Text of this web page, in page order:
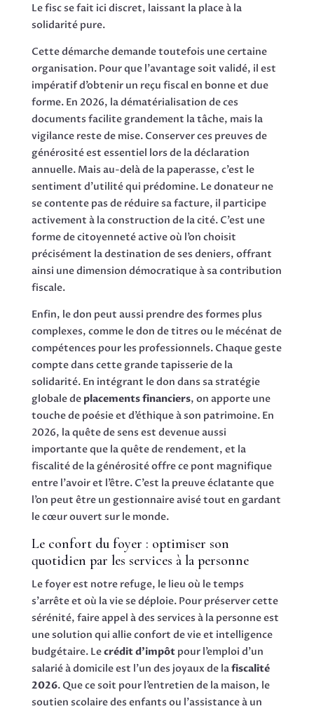
Le fisc se fait ici discret, laissant la place à la
solidarité pure.
Cette démarche demande toutefois une certaine
organisation. Pour que l’avantage soit validé, il est
impératif d’obtenir un reçu fiscal en bonne et due
forme. En 2026, la dématérialisation de ces
documents facilite grandement la tâche, mais la
vigilance reste de mise. Conserver ces preuves de
générosité est essentiel lors de la déclaration
annuelle. Mais au-delà de la paperasse, c’est le
sentiment d’utilité qui prédomine. Le donateur ne
se contente pas de réduire sa facture, il participe
activement à la construction de la cité. C’est une
forme de citoyenneté active où l’on choisit
précisément la destination de ses deniers, offrant
ainsi une dimension démocratique à sa contribution
fiscale.
Enfin, le don peut aussi prendre des formes plus
complexes, comme le don de titres ou le mécénat de
compétences pour les professionnels. Chaque geste
compte dans cette grande tapisserie de la
solidarité. En intégrant le don dans sa stratégie
globale de placements financiers, on apporte une
touche de poésie et d’éthique à son patrimoine. En
2026, la quête de sens est devenue aussi
importante que la quête de rendement, et la
fiscalité de la générosité offre ce pont magnifique
entre l’avoir et l’être. C’est la preuve éclatante que
l’on peut être un gestionnaire avisé tout en gardant
le cœur ouvert sur le monde.
Le confort du foyer : optimiser son
quotidien par les services à la personne
Le foyer est notre refuge, le lieu où le temps
s’arrête et où la vie se déploie. Pour préserver cette
sérénité, faire appel à des services à la personne est
une solution qui allie confort de vie et intelligence
budgétaire. Lecrédit d’impôtpour l’emploi d’un
salarié à domicile est l’un des joyaux de lafiscalité
2026. Que ce soit pour l’entretien de la maison, le
soutien scolaire des enfants ou l’assistance à un